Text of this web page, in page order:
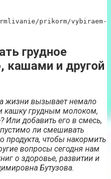
prikorm/vybiraem-
грудное
кашами и другой
жизни вызывает немало
кашку грудным молоком,
Или добавить его в смесь,
ли смешивать
продукта, чтобы накормить
вопросы сегодня нам
о здоровье, развитии и
Бутузова.